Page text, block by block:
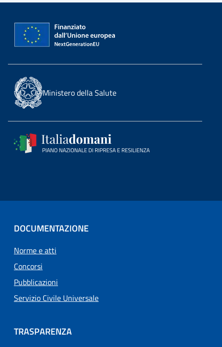
Ministero della Salute
DOCUMENTAZIONE
Norme e atti
Concorsi
Pubblicazioni
Servizio Civile Universale
TRASPARENZA